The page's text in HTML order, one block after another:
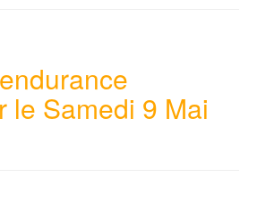
le Samedi 9 Mai